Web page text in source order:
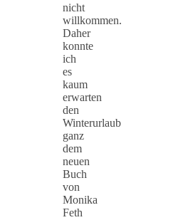
nicht
willkommen.
Daher
konnte
ich
es
kaum
erwarten
den
Winterurlaub
ganz
dem
neuen
Buch
von
Monika
Feth